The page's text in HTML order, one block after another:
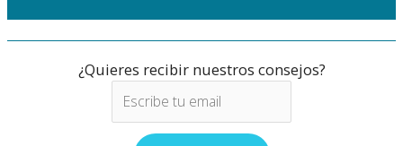
¿Quieres recibir nuestros consejos?